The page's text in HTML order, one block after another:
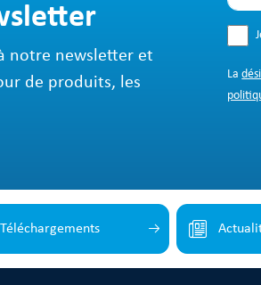
notre newsletter et
de produits, les
La
Téléchargements